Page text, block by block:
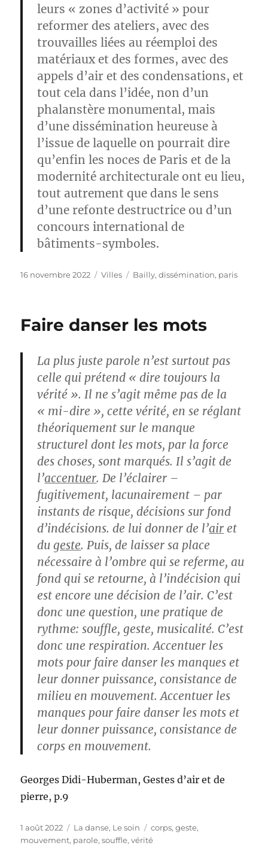
leurs « zones d’activité » pour
reformer des ateliers, avec des
trouvailles liées au réemploi des
matériaux et des formes, avec des
appels d’air et des condensations, et
tout cela dans l’idée, non d’un
phalanstère monumental, mais
d’une dissémination heureuse à
l’issue de laquelle on pourrait dire
qu’enfin les noces de Paris et de la
modernité architecturale ont eu lieu,
tout autrement que dans le sens
d’une refonte destructrice ou d’un
concours international de
bâtiments-symboles.
Publié
16 novembre 2022 Catégories
Villes Étiquettes
Bailly,dissémination, paris
Faire danser les mots
La plus juste parole n’est surtout pas
celle qui prétend « dire toujours la
vérité ». Il ne s’agit même pas de la
« mi-dire », cette vérité, en se réglant
théoriquement sur le manque
structurel dont les mots, par la force
des choses, sont marqués. Il s’agit de
l’accentuer. De l’éclairer –
fugitivement, lacunairement – par
instants de risque, décisions sur fond
d’indécisions. de lui donner de l’air et
dugeste. Puis, de laisser sa place
nécessaire à l’ombre qui se referme, au
fond qui se retourne, à l’indécision qui
est encore une décision de l’air. C’est
donc une question, une pratique de
rythme: souffle, geste, musicalité. C’est
donc une respiration. Accentuer les
mots pour faire danser les manques et
leur donner puissance, consistance de
milieu en mouvement. Accentuer les
manques pour faire danser les mots et
leur donner puissance, consistance de
corps en mouvement.
Georges Didi-Huberman, Gestes d’air et de
pierre, p.9
Publié
le
1 août 2022 Catégories
La danse, Le soin Étiquettes
corps,geste,
mouvement, parole,souffle,vérité